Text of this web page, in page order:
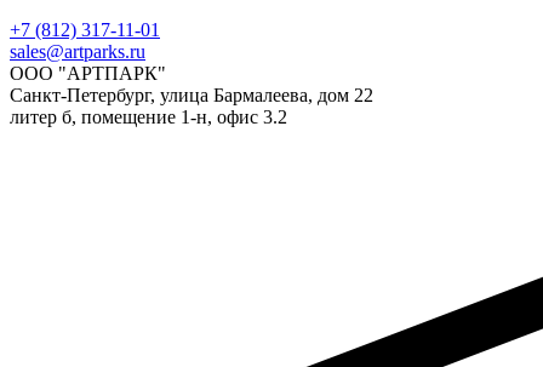
+7 (812) 317-11-01
sales@artparks.ru
ООО "АРТПАРК"
Санкт-Петербург, улица Бармалеева, дом 22
литер б, помещение 1-н, офис 3.2